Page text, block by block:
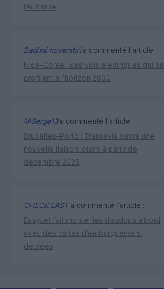
l’Australie
Badissi novembria commenté l'article :
Nice–Corse : ces vols électriques qui se
profilent à l’horizon 2030
@Serge13a commenté l'article :
Bruxelles–Porto : Transavia ouvre une
nouvelle liaison loisirs à partir de
décembre 2026
CHECK LASTa commenté l'article :
EasyJet fait monter les doudous à bord
avec des cartes d’embarquement
dédiées